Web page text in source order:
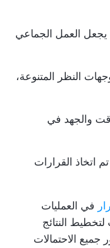
العمل الجماعي
النظر المتنوعة،
والجهد في
تم اتخاذ القرارات
في العمليات
النتائج
الاحتمالات